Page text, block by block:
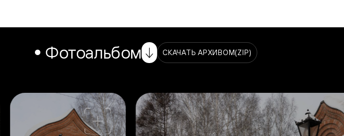
Фотоальбом СКАЧАТЬ АРХИВОМ(ZIP)